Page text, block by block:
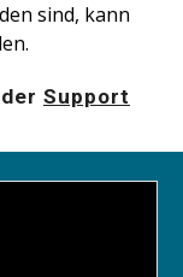
sind, kann
Support